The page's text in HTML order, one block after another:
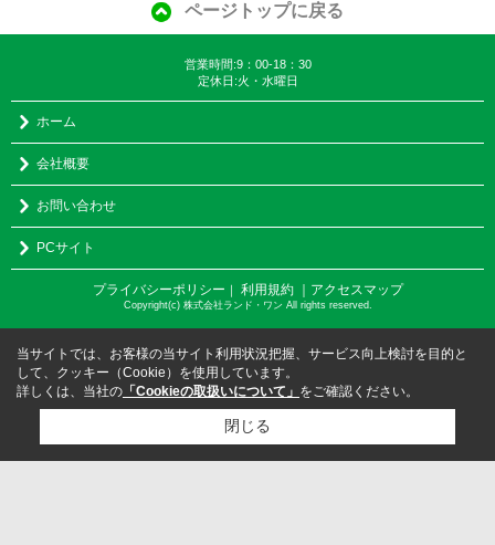
ページトップに戻る
営業時間:9：00-18：30
定休日:火・水曜日
ホーム
会社概要
お問い合わせ
PCサイト
プライバシーポリシー 利用規約 ｜アクセスマップ
Copyright(c) 株式会社ランド・ワン All rights reserved.
当サイトでは、お客様の当サイト利用状況把握、サービス向上検討を目的と
して、クッキー（Cookie）を使用しています。
詳しくは、当社の 「Cookieの取扱いについて」 をご確認ください。
閉じる